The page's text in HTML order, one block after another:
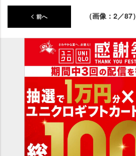
前へ （画像：2／87）